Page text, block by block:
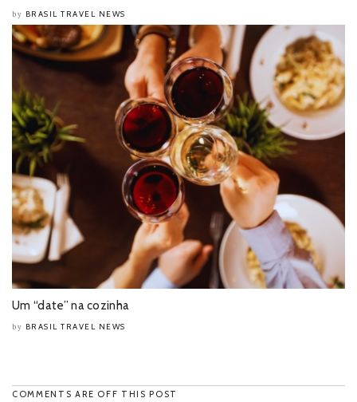
by BRASIL TRAVEL NEWS
Um “date” na cozinha
by BRASIL TRAVEL NEWS
COMMENTS ARE OFF THIS POST